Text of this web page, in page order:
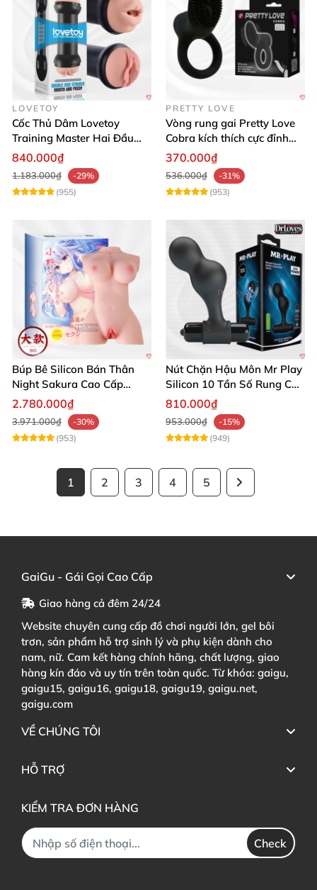
LOVETOY
Cốc Thủ Dâm Lovetoy
Training Master Hai Đầu
Siêu Thật, Tăng Khoái Cảm
840.000₫
1.183.000₫
-29%
(955)
PRETTY LOVE
Vòng rung gai Pretty Love
Cobra kích thích cực đỉnh
trải nghiệm
370.000₫
536.000₫
-31%
(953)
Búp Bê Silicon Bán Thân
Night Sakura Cao Cấp
Rung Đa Chức Năng
2.780.000₫
3.971.000₫
-30%
(953)
Nút Chặn Hậu Môn Mr Play
Silicon 10 Tần Số Rung Cao
Cấp
810.000₫
953.000₫
-15%
(949)
1 2 3 4 5
GaiGu - Gái Gọi Cao Cấp
Giao hàng cả đêm 24/24
Website chuyên cung cấp đồ chơi người lớn, gel bôi
trơn, sản phẩm hỗ trợ sinh lý và phụ kiện dành cho
nam, nữ. Cam kết hàng chính hãng, chất lượng, giao
hàng kín đáo và uy tín trên toàn quốc. Từ khóa: gaigu,
gaigu15, gaigu16, gaigu18, gaigu19, gaigu.net,
gaigu.com
VỀ CHÚNG TÔI
HỖ TRỢ
KIỂM TRA ĐƠN HÀNG
Check